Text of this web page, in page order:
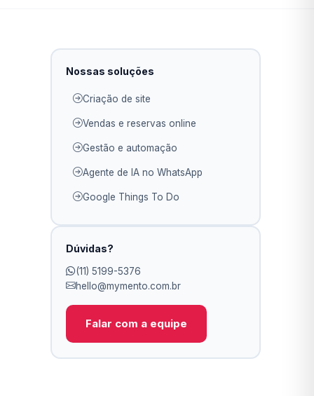
Nossas soluções
Criação de site
Vendas e reservas online
Gestão e automação
Agente de IA no WhatsApp
Google Things To Do
Dúvidas?
(11) 5199-5376
hello@mymento.com.br
Falar com a equipe